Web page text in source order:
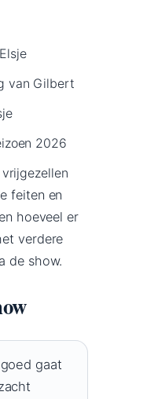
van Gilbert
2026
feiten en
hoeveel er
verdere
de show.
gaat